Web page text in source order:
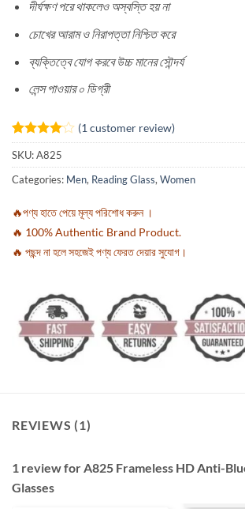
দীর্ঘক্ষণ পরে থাকলেও অস্বস্তি হয় না
চোখের আরাম ও নিরাপত্তা নিশ্চিত করে
ব্যক্তিত্বে যোগ করবে উচ্চ মানের সৌন্দর্য
লেন্স পাওয়ার ০ ডিগ্রী
Rated4
out of 5
based on
1
customer
(1 customer review)
SKU:A825
Categories: Men, Reading Glass, Women
🔥পণ্য হাতে পেয়ে মূল্য পরিশোধ করুন ।
🔥 100% Authentic Brand Product.
🔥 পছন্দ না হলে সহজেই পণ্য ফেরত দেয়ার সুযোগ।
REVIEWS (1)
1 review forA825 Frameless HD Anti-
Glasses